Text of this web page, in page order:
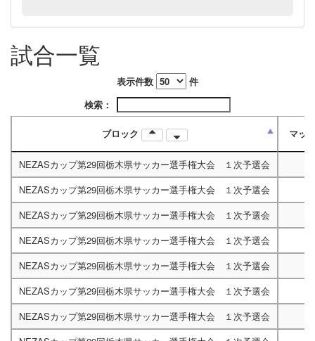
11:00
試合一覧
表示件数
件
検索：
ブロック マッ
NEZASカップ第29回栃木県サッカー選手権大会 １次予選会
NEZASカップ第29回栃木県サッカー選手権大会 １次予選会
NEZASカップ第29回栃木県サッカー選手権大会 １次予選会
NEZASカップ第29回栃木県サッカー選手権大会 １次予選会
NEZASカップ第29回栃木県サッカー選手権大会 １次予選会
NEZASカップ第29回栃木県サッカー選手権大会 １次予選会
NEZASカップ第29回栃木県サッカー選手権大会 １次予選会